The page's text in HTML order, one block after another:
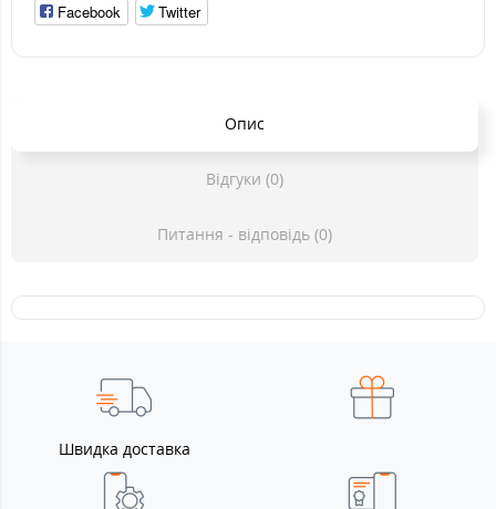
Facebook Twitter
Опис
Відгуки (0)
Питання - відповідь (0)
Швидка доставка